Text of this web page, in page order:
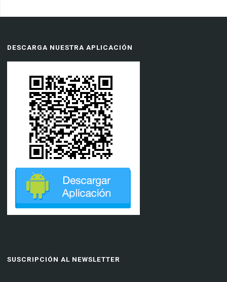
DESCARGA NUESTRA APLICACIÓN
SUSCRIPCIÓN AL NEWSLETTER